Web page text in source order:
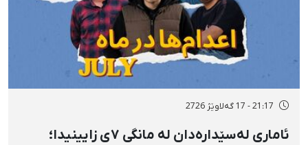
21:17 - 17 گەلاوێژ 2726
ئاماری لەسێدارەدان لە مانگی ٧ی زایینیدا؛